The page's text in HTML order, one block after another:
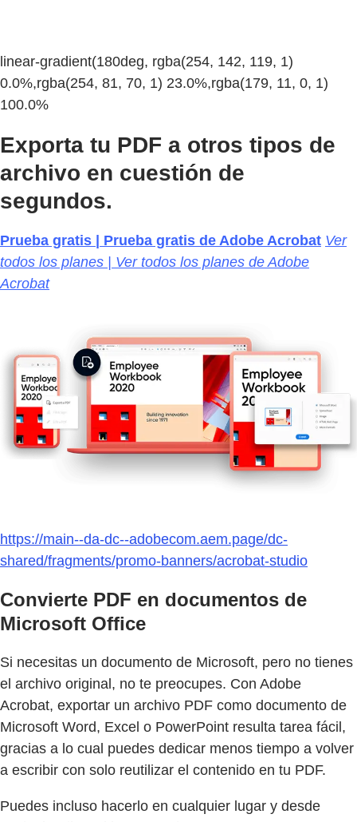
linear-gradient(180deg, rgba(254, 142, 119, 1)
0.0%,rgba(254, 81, 70, 1) 23.0%,rgba(179, 11, 0, 1)
100.0%
Exporta tu PDF a otros tipos de
archivo en cuestión de
segundos.
Prueba gratis | Prueba gratis de Adobe Acrobat Ver
todos los planes | Ver todos los planes de Adobe
Acrobat
https://main--da-dc--adobecom.aem.page/dc-
shared/fragments/promo-banners/acrobat-studio
Convierte PDF en documentos de
Microsoft Office
Si necesitas un documento de Microsoft, pero no tienes
el archivo original, no te preocupes. Con Adobe
Acrobat, exportar un archivo PDF como documento de
Microsoft Word, Excel o PowerPoint resulta tarea fácil,
gracias a lo cual puedes dedicar menos tiempo a volver
a escribir con solo reutilizar el contenido en tu PDF.
Puedes incluso hacerlo en cualquier lugar y desde